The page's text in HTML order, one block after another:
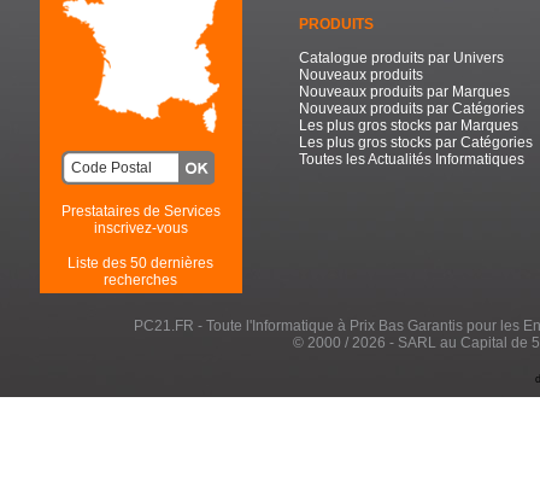
Prestataires de Services
inscrivez-vous
Liste des 50 dernières
recherches
PRODUITS
Catalogue produits par Univers
Nouveaux produits
Nouveaux produits par Marques
Nouveaux produits par Catégories
Les plus gros stocks par Marques
Les plus gros stocks par Catégories
Toutes les Actualités Informatiques
PC21.FR - Toute l'Informatique à Prix Bas Garantis pour les
© 2000 / 2026 - SARL au Capital de